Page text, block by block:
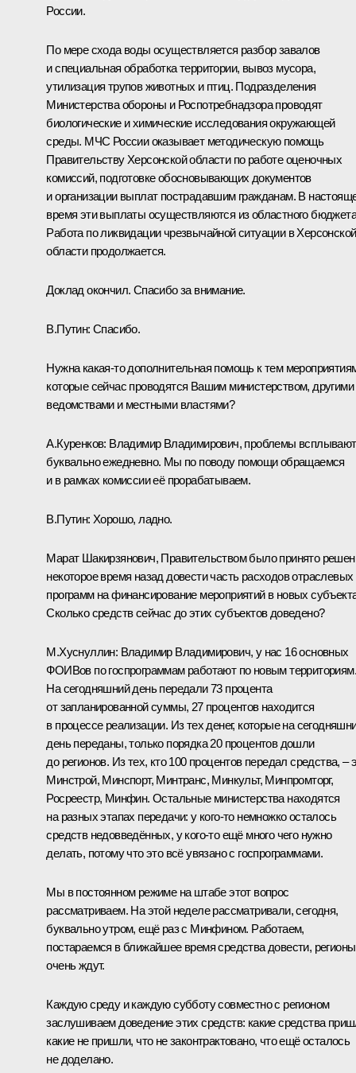
России.
По мере схода воды осуществляется разбор завалов
и специальная обработка территории, вывоз мусора,
утилизация трупов животных и птиц. Подразделения
Министерства обороны и Роспотребнадзора проводят
биологические и химические исследования окружающей
среды. МЧС России оказывает методическую помощь
Правительству Херсонской области по работе оценочных
комиссий, подготовке обосновывающих документов
и организации выплат пострадавшим гражданам. В
время эти выплаты осуществляются из областного
Работа по ликвидации чрезвычайной ситуации в Херсонской
области продолжается.
Доклад окончил. Спасибо за внимание.
В.Путин: Спасибо.
Нужна какая-то дополнительная помощь к тем
которые сейчас проводятся Вашим министерством, другими
ведомствами и местными властями?
А.Куренков: Владимир Владимирович, проблемы всплывают
буквально ежедневно. Мы по поводу помощи обращаемся
и в рамках комиссии её прорабатываем.
В.Путин: Хорошо, ладно.
Марат Шакирзянович, Правительством было принято
некоторое время назад довести часть расходов отраслевых
программ на финансирование мероприятий в новых
Сколько средств сейчас до этих субъектов доведено?
М.Хуснуллин: Владимир Владимирович, у нас 16 основных
ФОИВов по госпрограммам работают по новым территориям.
На сегодняшний день передали 73 процента
от запланированной суммы, 27 процентов находится
в процессе реализации. Из тех денег, которые на
день переданы, только порядка 20 процентов дошли
до регионов. Из тех, кто 100 процентов передал средства, –
Минстрой, Минспорт, Минтранс, Минкульт, Минпромторг,
Росреестр, Минфин. Остальные министерства находятся
на разных этапах передачи: у кого-то немножко осталось
средств недовведённых, у кого-то ещё много чего нужно
делать, потому что это всё увязано с госпрограммами.
Мы в постоянном режиме на штабе этот вопрос
рассматриваем. На этой неделе рассматривали, сегодня,
буквально утром, ещё раз с Минфином. Работаем,
постараемся в ближайшее время средства довести,
очень ждут.
Каждую среду и каждую субботу совместно с регионом
заслушиваем доведение этих средств: какие средства
какие не пришли, что не законтрактовано, что ещё осталось
не доделано.